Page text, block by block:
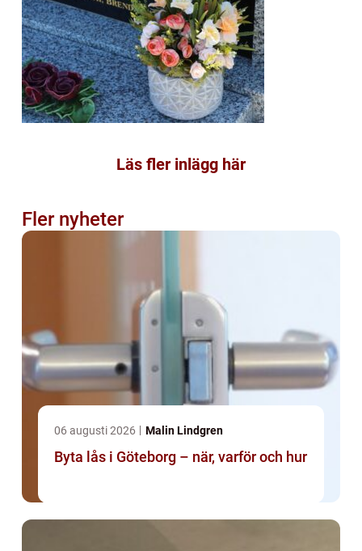
Läs fler inlägg här
Fler nyheter
06 augusti 2026 Malin Lindgren
Byta lås i Göteborg – när, varför och hur